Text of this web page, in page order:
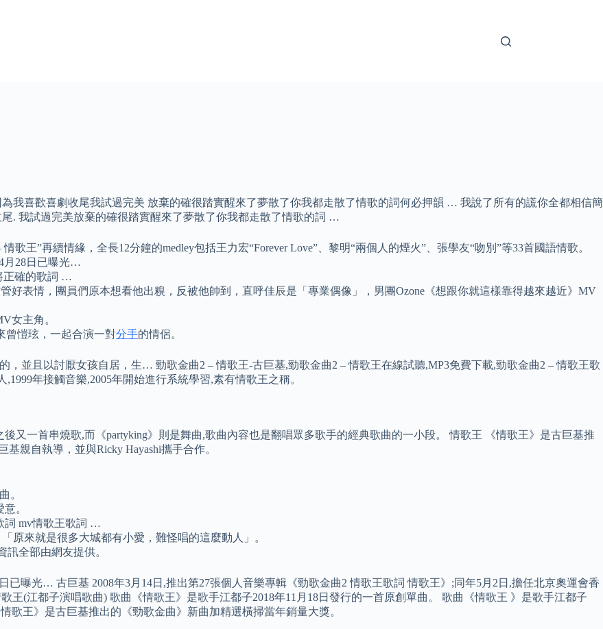
我喜歡喜劇收尾我試過完美 放棄的確很踏實醒來了夢散了你我都走散了情歌的詞何必押韻 … 我說了所有的謊你全都相信簡
. 我試過完美放棄的確很踏實醒來了夢散了你我都走散了情歌的詞 …
歌王”再續情緣，全長12分鐘的medley包括王力宏“Forever Love”、黎明“兩個人的煙火”、張學友“吻別”等33首國語情歌。
月28日已曝光…
正確的歌詞 …
好表情，團員們原本想看他出糗，反被他帥到，直呼佳辰是「專業偶像」，男團Ozone《想跟你就這樣靠得越來越近》MV
女主角。
曾愷玹，一起合演一對分手的情侶。
並且以討厭女孩自居，生… 勁歌金曲2 – 情歌王-古巨基,勁歌金曲2 – 情歌王在線試聽,MP3免費下載,勁歌金曲2 – 情歌王歌
年接觸音樂,2005年開始進行系統學習,素有情歌王之稱。
又一首串燒歌,而《partyking》則是舞曲,歌曲內容也是翻唱眾多歌手的經典歌曲的一小段。 情歌王 《情歌王》是古巨基推
親自執導，並與Ricky Hayashi攜手合作。
。
。
詞 mv情歌王歌詞 …
原來就是很多大城都有小愛，難怪唱的這麼動人」。
全部由網友提供。
已曝光… 古巨基 2008年3月14日,推出第27張個人音樂專輯《勁歌金曲2 情歌王歌詞 情歌王》;同年5月2日,擔任北京奧運會香
王(江都子演唱歌曲) 歌曲《情歌王》是歌手江都子2018年11月18日發行的一首原創單曲。 歌曲《情歌王 》是歌手江都子
歌王》是古巨基推出的《勁歌金曲》新曲加精選橫掃當年銷量大獎。